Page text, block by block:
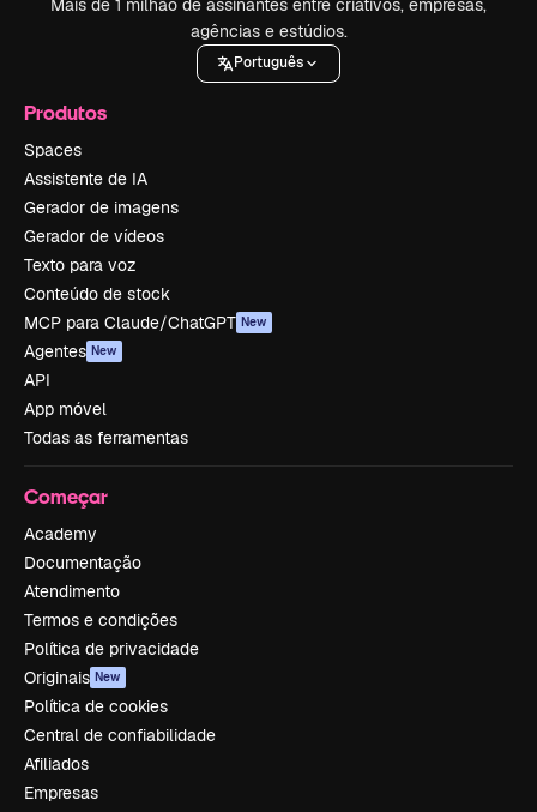
Mais de 1 milhão de assinantes entre criativos, empresas,
agências e estúdios.
Português
Produtos
Spaces
Assistente de IA
Gerador de imagens
Gerador de vídeos
Texto para voz
Conteúdo de stock
MCP para Claude/ChatGPT New
Agentes New
API
App móvel
Todas as ferramentas
Começar
Academy
Documentação
Atendimento
Termos e condições
Política de privacidade
Originais New
Política de cookies
Central de confiabilidade
Afiliados
Empresas